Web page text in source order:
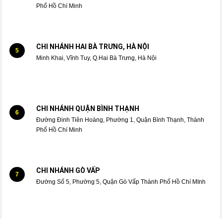
Phố Hồ Chí Minh
5 CHI NHÁNH HAI BÀ TRƯNG, HÀ NỘI
Minh Khai, Vĩnh Tuy, Q.Hai Bà Trưng, Hà Nội
6 CHI NHÁNH QUẬN BÌNH THẠNH
Đường Đinh Tiên Hoàng, Phường 1, Quận Bình Thạnh, Thành
Phố Hồ Chí Minh
7 CHI NHÁNH GÒ VẤP
Đường Số 5, Phường 5, Quận Gò Vấp Thành Phố Hồ Chí MInh